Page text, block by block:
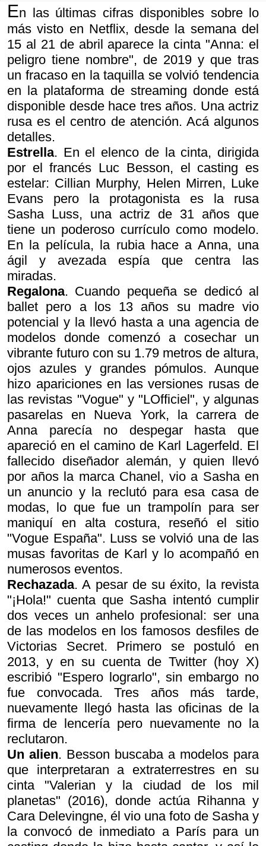
En las últimas cifras disponibles sobre lo
más visto en Netflix, desde la semana del
15 al 21 de abril aparece la cinta "Anna: el
peligro tiene nombre", de 2019 y que tras
un fracaso en la taquilla se volvió tendencia
en la plataforma de streaming donde está
disponible desde hace tres años. Una actriz
rusa es el centro de atención. Acá algunos
detalles.
Estrella. En el elenco de la cinta, dirigida
por el francés Luc Besson, el casting es
estelar: Cillian Murphy, Helen Mirren, Luke
Evans pero la protagonista es la rusa
Sasha Luss, una actriz de 31 años que
tiene un poderoso currículo como modelo.
En la película, la rubia hace a Anna, una
ágil y avezada espía que centra las
miradas.
Regalona. Cuando pequeña se dedicó al
ballet pero a los 13 años su madre vio
potencial y la llevó hasta a una agencia de
modelos donde comenzó a cosechar un
vibrante futuro con su 1.79 metros de altura,
ojos azules y grandes pómulos. Aunque
hizo apariciones en las versiones rusas de
las revistas "Vogue" y "LOfficiel", y algunas
pasarelas en Nueva York, la carrera de
Anna parecía no despegar hasta que
apareció en el camino de Karl Lagerfeld. El
fallecido diseñador alemán, y quien llevó
por años la marca Chanel, vio a Sasha en
un anuncio y la reclutó para esa casa de
modas, lo que fue un trampolín para ser
maniquí en alta costura, reseñó el sitio
"Vogue España". Luss se volvió una de las
musas favoritas de Karl y lo acompañó en
numerosos eventos.
Rechazada. A pesar de su éxito, la revista
"¡Hola!" cuenta que Sasha intentó cumplir
dos veces un anhelo profesional: ser una
de las modelos en los famosos desfiles de
Victorias Secret. Primero se postuló en
2013, y en su cuenta de Twitter (hoy X)
escribió "Espero lograrlo", sin embargo no
fue convocada. Tres años más tarde,
nuevamente llegó hasta las oficinas de la
firma de lencería pero nuevamente no la
reclutaron.
Un alien. Besson buscaba a modelos para
que interpretaran a extraterrestres en su
cinta "Valerian y la ciudad de los mil
planetas" (2016), donde actúa Rihanna y
Cara Delevingne, él vio una foto de Sasha y
la convocó de inmediato a París para un